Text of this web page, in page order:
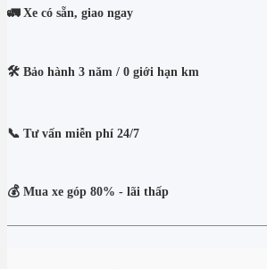
🚛 Xe có sẵn, giao ngay
🛠️ Bảo hành 3 năm / 0 giới hạn km
📞 Tư vấn miễn phí 24/7
💰 Mua xe góp 80% - lãi thấp